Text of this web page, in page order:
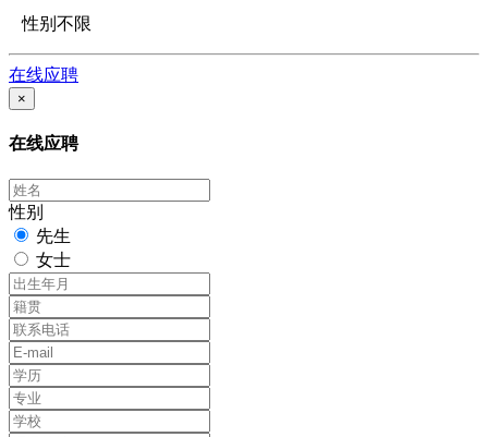
性别不限
在线应聘
×
在线应聘
性别
先生
女士